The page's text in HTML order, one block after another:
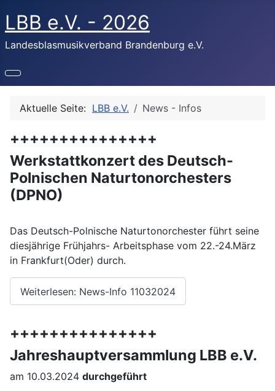
LBB e.V. - 2026
Landesblasmusikverband Brandenburg e.V.
Aktuelle Seite: LBB e.V. News - Infos
+++++++++++++++
Werkstattkonzert des Deutsch-
Polnischen Naturtonorchesters
(DPNO)
Das Deutsch-Polnische Naturtonorchester führt seine
diesjährige Frühjahrs- Arbeitsphase vom 22.-24.März
in Frankfurt(Oder) durch.
Weiterlesen: News-Info 11032024
+++++++++++++++
Jahreshauptversammlung LBB e.V.
am 10.03.2024 durchgeführt